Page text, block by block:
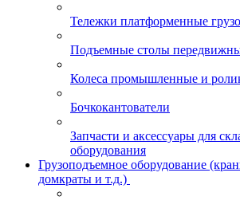
Тележки платформенные
Подъемные столы
Колеса промышленные и
Бочкокантователи
Запчасти и аксессуары для
оборудования
Грузоподъемное оборудование
домкраты и т.д.)